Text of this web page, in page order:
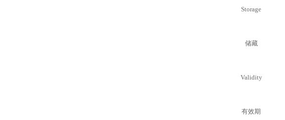
Storage
储藏
Validity
有效期